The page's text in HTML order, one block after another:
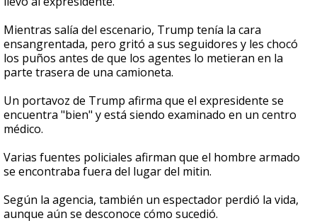
Mientras salía del escenario, Trump tenía la cara
ensangrentada, pero gritó a sus seguidores y les chocó
los puños antes de que los agentes lo metieran en la
parte trasera de una camioneta.
Un portavoz de Trump afirma que el expresidente se
encuentra "bien" y está siendo examinado en un centro
médico.
Varias fuentes policiales afirman que el hombre armado
se encontraba fuera del lugar del mitin.
Según la agencia, también un espectador perdió la vida,
aunque aún se desconoce cómo sucedió.